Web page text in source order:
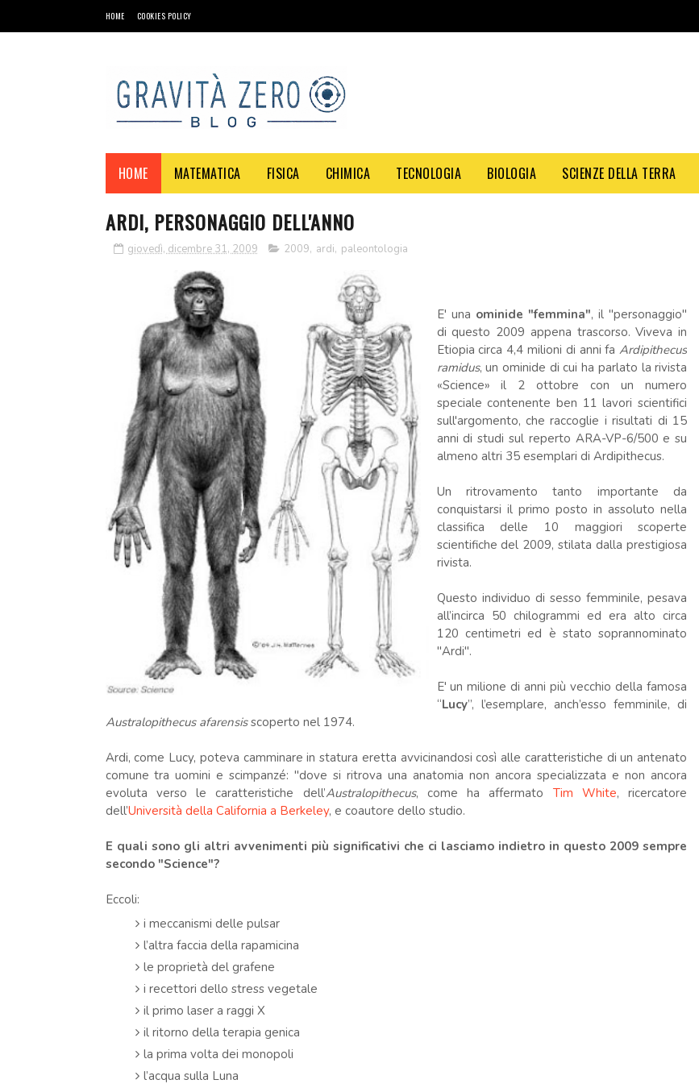
HOME COOKIES POLICY
HOME MATEMATICA FISICA CHIMICA TECNOLOGIA BIOLOGIA SCIENZE DELLA TERRA
ARDI, PERSONAGGIO DELL'ANNO
giovedì, dicembre 31, 2009 2009, ardi, paleontologia
E' una ominide "femmina", il "personaggio"
di questo 2009 appena trascorso. Viveva in
Etiopia circa 4,4 milioni di anni faArdipithecus
ramidus, un ominide di cui ha parlato la rivista
«Science» il 2 ottobre con un numero
speciale contenente ben 11 lavori scientifici
sull'argomento, che raccoglie i risultati di 15
anni di studi sul reperto ARA-VP-6/500 e su
almeno altri 35 esemplari di Ardipithecus.
Un ritrovamento tanto importante da
conquistarsi il primo posto in assoluto nella
classifica delle 10 maggiori scoperte
scientifiche del 2009, stilata dalla prestigiosa
rivista.
Questo individuo di sesso femminile, pesava
all’incirca 50 chilogrammi ed era alto circa
120 centimetri ed è stato soprannominato
"Ardi".
E' un milione di anni più vecchio della famosa
“Lucy”, l’esemplare, anch’esso femminile, di
Australopithecus afarensisscoperto nel 1974.
Ardi, come Lucy, poteva camminare in statura eretta avvicinandosi così alle caratteristiche di un antenato
comune tra uomini e scimpanzé: "dove si ritrova una anatomia non ancora specializzata e non ancora
evoluta verso le caratteristiche dell’Australopithecus, come ha affermato Tim White, ricercatore
dell’Università della California a Berkeley, e coautore dello studio.
E quali sono gli altri avvenimenti più significativi che ci lasciamo indietro in questo 2009 sempre
secondo "Science"?
Eccoli:
i meccanismi delle pulsar
l’altra faccia della rapamicina
le proprietà del grafene
i recettori dello stress vegetale
il primo laser a raggi X
il ritorno della terapia genica
la prima volta dei monopoli
l’acqua sulla Luna